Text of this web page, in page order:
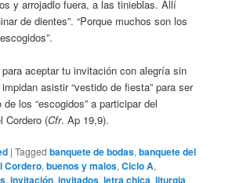
y arrojadlo fuera, a las tinieblas. Allí
de dientes”. “Porque muchos son los
aceptar tu invitación con alegría sin
asistir “vestido de fiesta” para ser
los “escogidos” a participar del
Cordero (Cfr. Ap 19,9).
|Tagged banquete de bodas,banquete del
Cordero,buenos y malos,Ciclo A,
,invitación,invitados,letra chica,liturgia